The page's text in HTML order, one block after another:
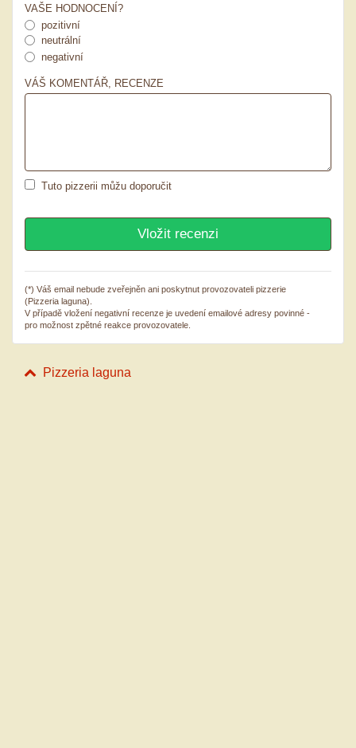
VAŠE HODNOCENÍ?
pozitivní
neutrální
negativní
VÁŠ KOMENTÁŘ, RECENZE
Tuto pizzerii můžu doporučit
(*) Váš email nebude zveřejněn ani poskytnut provozovateli pizzerie
(Pizzeria laguna).
V případě vložení negativní recenze je uvedení emailové adresy povinné -
pro možnost zpětné reakce provozovatele.
Pizzeria laguna